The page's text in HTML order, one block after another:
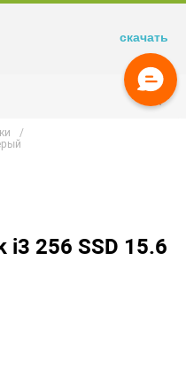
i3 256 SSD 15.6
скачать